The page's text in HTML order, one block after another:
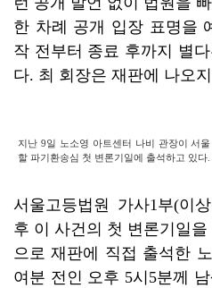
한 차례 공개 입장 표명을
작 전부터 종료 후까지 별
다. 최 회장은 재판에 나오
지난 9일 노소영 아트센터 나비 관장이 서
할 파기환송심 첫 변론기일에 출석하고 있다
서울고등법원 가사1부(이
후 이 사건의 첫 변론기일
으로 재판에 직접 출석한
여분 전인 오후 5시5분께